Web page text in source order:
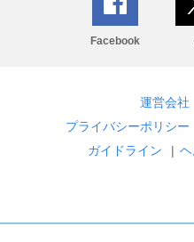
Facebook
運営会社
プライバシーポリシー
ガイドライン
|